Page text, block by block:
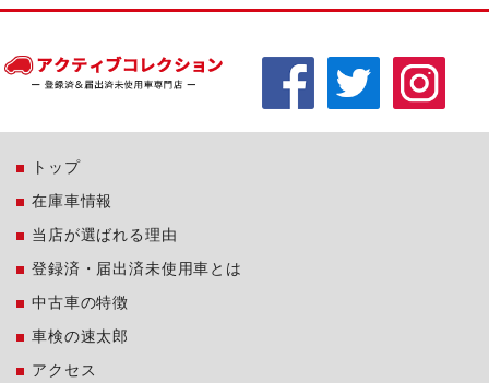
トップ
在庫車情報
当店が選ばれる理由
登録済・届出済未使用車とは
中古車の特徴
車検の速太郎
アクセス